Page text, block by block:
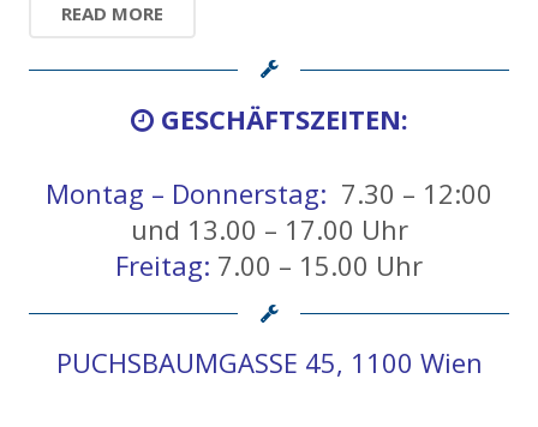
READ MORE
GESCHÄFTSZEITEN:
Montag – Donnerstag: 7.30 – 12:00
und 13.00 – 17.00 Uhr
Freitag: 7.00 – 15.00 Uhr
PUCHSBAUMGASSE 45, 1100 Wien